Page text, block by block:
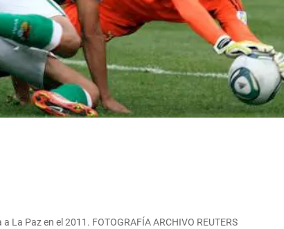
La Paz en el 2011. FOTOGRAFÍA ARCHIVO REUTERS